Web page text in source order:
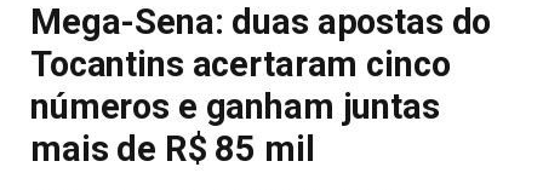
Mega-Sena: duas apostas do
Tocantins acertaram cinco
números e ganham juntas
mais de R$ 85 mil